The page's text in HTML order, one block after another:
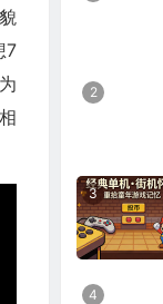
7
2
3
4